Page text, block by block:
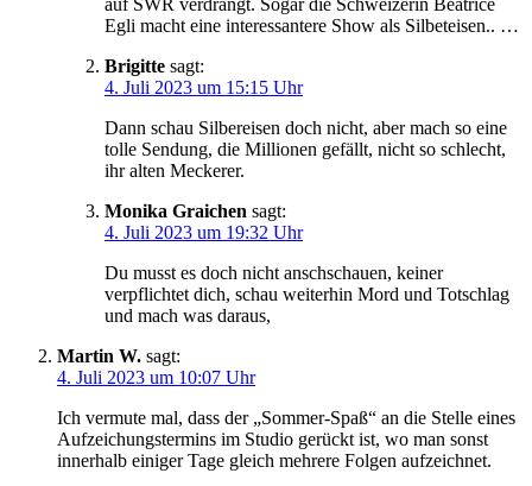
Egli macht eine interessantere Show als Silbeteisen.. …
Brigitte sagt:
4. Juli 2023 um 15:15 Uhr
Dann schau Silbereisen doch nicht, aber mach so eine
tolle Sendung, die Millionen gefällt, nicht so schlecht,
ihr alten Meckerer.
Monika Graichen sagt:
4. Juli 2023 um 19:32 Uhr
Du musst es doch nicht anschschauen, keiner
verpflichtet dich, schau weiterhin Mord und Totschlag
und mach was daraus,
Martin W. sagt:
4. Juli 2023 um 10:07 Uhr
Ich vermute mal, dass der „Sommer-Spaß“ an die Stelle eines
Aufzeichungstermins im Studio gerückt ist, wo man sonst
innerhalb einiger Tage gleich mehrere Folgen aufzeichnet.